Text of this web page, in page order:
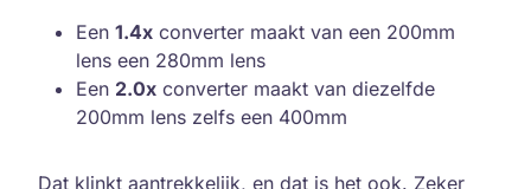
Een 1.4x converter maakt van een 200mm
lens een 280mm lens
Een 2.0x converter maakt van diezelfde
200mm lens zelfs een 400mm
Dat klinkt aantrekkelijk, en dat is het ook. Zeker